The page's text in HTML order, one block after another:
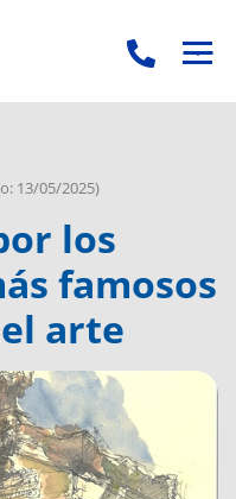
..
13/05/2025)
los
famosos
arte